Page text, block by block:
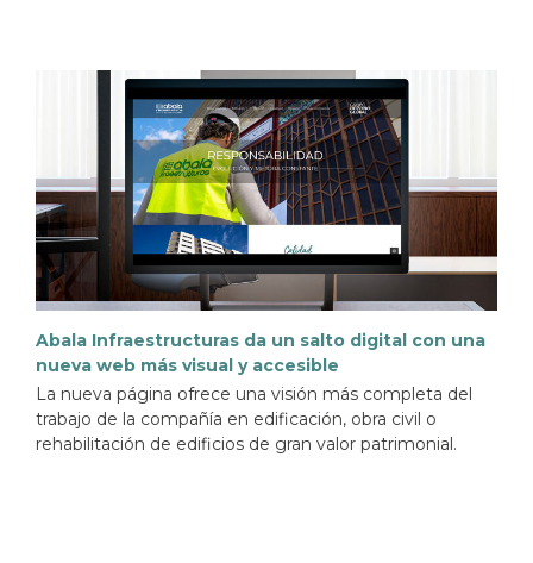
Abala Infraestructuras da un salto digital con una
nueva web más visual y accesible
La nueva página ofrece una visión más completa del
trabajo de la compañía en edificación, obra civil o
rehabilitación de edificios de gran valor patrimonial.